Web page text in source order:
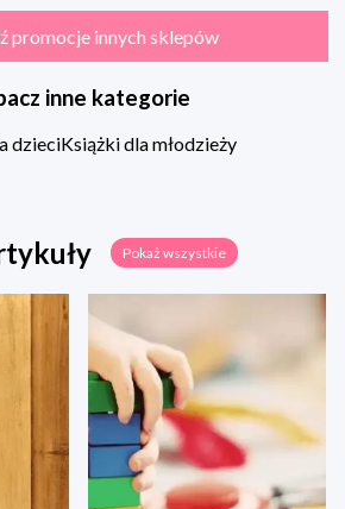
promocje innych sklepów
inne kategorie
dzieciKsiążki dla młodzieży
Pokaż wszystkie